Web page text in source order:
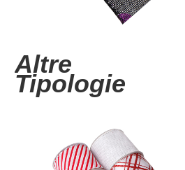
Altre
Tipologie